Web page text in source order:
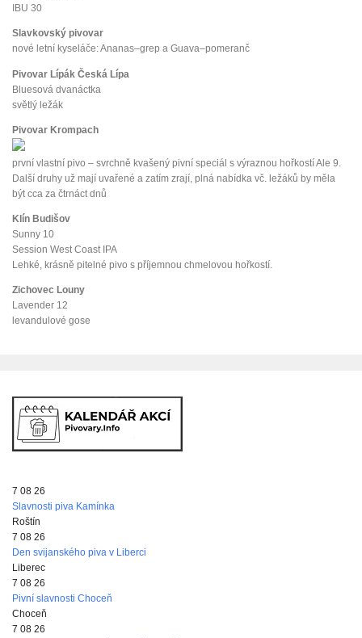
IBU 30
Slavkovský pivovar
nové letní kyseláče: Ananas–grep a Guava–pomeranč
Pivovar Lípák Česká Lípa
Bluesová dvanáctka
světlý ležák
Pivovar Krompach
první vlastní pivo – svrchně kvašený pivní speciál s výraznou hořkostí Ale 9.
Další druhy už mají uvařené a zatím zrají, plná nabídka vč. ležáků by měla
být cca za čtrnáct dnů
Klín Budišov
Sunny 10
Session West Coast IPA
Lehké, krásně pitelné pivo s příjemnou chmelovou hořkostí.
Zichovec Louny
Lavender 12
levandulové gose
7 08 26
Slavnosti piva Kamínka
Roštín
7 08 26
Den svijanského piva v Liberci
Liberec
7 08 26
Pivní slavnosti Choceň
Choceň
7 08 26